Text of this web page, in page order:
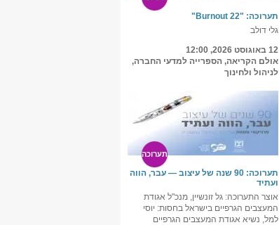
תערוכה: "Burnout 22"
גלי דולב
12 באוגוסט 2026, 12:00
אולם הקריאה, הספרייה למדעי החברה,
לניהול ולחינוך
תערוכה
תערוכה: 90 שנה של עיצוב — עבר, הווה
ועתיד
אוצר התערוכה: גל זונשיין, מנכ"ל אגודת
המעצבים הגרפיים בישראל בחסות: יוסי
למל, נשיא אגודת המעצבים הגרפיים